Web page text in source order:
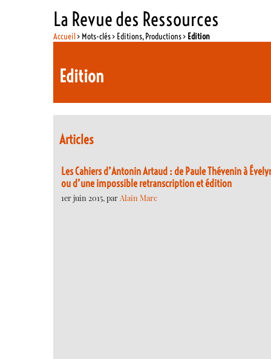
La Revue des Ressources
Accueil> Mots-clés > Editions, Productions > Edition
Edition
Articles
Les Cahiers d’Antonin Artaud : de Paule Thévenin à
ou d’une impossible retranscription et édition
1er juin 2015, parAlain Marc